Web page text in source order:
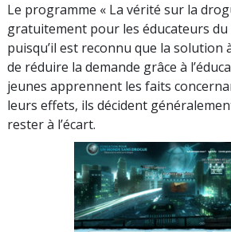
Le programme « La vérité sur la
gratuitement pour les éducateurs
puisqu’il est reconnu que la solution
de réduire la demande grâce à
jeunes apprennent les faits
leurs effets, ils décident
rester à l’écart.